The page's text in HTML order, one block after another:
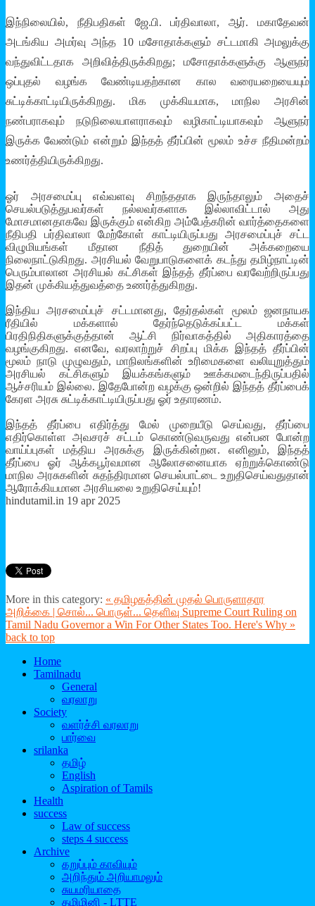
இந்நிலையில், நீதிபதிகள் ஜே.பி. பர்திவாலா, ஆர். மகாதேவன்
அடங்கிய அமர்வு அந்த 10 மசோதாக்களும் சட்டமாகி அமலுக்கு
வந்துவிட்டதாக அறிவித்திருக்கிறது; மசோதாக்களுக்கு ஆளுநர்
ஒப்புதல் வழங்க வேண்டியதற்கான கால வரையறையையும்
சுட்டிக்காட்டியிருக்கிறது. மிக முக்கியமாக, மாநில அரசின்
நண்பராகவும் நடுநிலையாளராகவும் வழிகாட்டியாகவும் ஆளுநர்
இருக்க வேண்டும் என்றும் இந்தத் தீர்ப்பின் மூலம் உச்ச நீதிமன்றம்
உணர்த்தியிருக்கிறது.
ஓர் அரசமைப்பு எவ்வளவு சிறந்ததாக இருந்தாலும் அதைச்
செயல்படுத்துபவர்கள் நல்லவர்களாக இல்லாவிட்டால் அது
மோசமானதாகவே இருக்கும் என்கிற அம்பேத்கரின் வார்த்தைகளை
நீதிபதி பர்திவாலா மேற்கோள் காட்டியிருப்பது அரசமைப்புச் சட்ட
விழுமியங்கள் மீதான நீதித் துறையின் அக்கறையை
நிலைநாட்டுகிறது. அரசியல் வேறுபாடுகளைக் கடந்து தமிழ்நாட்டின்
பெரும்பாலான அரசியல் கட்சிகள் இந்தத் தீர்ப்பை வரவேற்றிருப்பது
இதன் முக்கியத்துவத்தை உணர்த்துகிறது.
இந்திய அரசமைப்புச் சட்டமானது, தேர்தல்கள் மூலம் ஜனநாயக
ரீதியில் மக்களால் தேர்ந்தெடுக்கப்பட்ட மக்கள்
பிரதிநிதிகளுக்குத்தான் ஆட்சி நிர்வாகத்தில் அதிகாரத்தை
வழங்குகிறது. எனவே, வரலாற்றுச் சிறப்பு மிக்க இந்தத் தீர்ப்பின்
மூலம் நாடு முழுவதும், மாநிலங்களின் உரிமைகளை வலியுறுத்தும்
அரசியல் கட்சிகளும் இயக்கங்களும் ஊக்கமடைந்திருப்பதில்
ஆச்சரியம் இல்லை. இதேபோன்ற வழக்கு ஒன்றில் இந்தத் தீர்ப்பைக்
கேரள அரசு சுட்டிக்காட்டியிருப்பது ஓர் உதாரணம்.
இந்தத் தீர்ப்பை எதிர்த்து மேல் முறையீடு செய்வது, தீர்ப்பை
எதிர்கொள்ள அவசரச் சட்டம் கொண்டுவருவது என்பன போன்ற
வாய்ப்புகள் மத்திய அரசுக்கு இருக்கின்றன. எனினும், இந்தத்
தீர்ப்பை ஓர் ஆக்கபூர்வமான ஆலோசனையாக ஏற்றுக்கொண்டு
மாநில அரசுகளின் சுதந்திரமான செயல்பாட்டை உறுதிசெய்வதுதான்
ஆரோக்கியமான அரசியலை உறுதிசெய்யும்!
hindutamil.in 19 apr 2025
More in this category: « தமிழகத்தின் முதல் பொருளாதார
அறிக்கை | சொல்... பொருள்... தெளிவு Supreme Court Ruling on
Tamil Nadu Governor a Win For Other States Too. Here's Why »
back to top
Home
Tamilnadu
General
வரலாறு
Society
வளர்ச்சி வரலாறு
பார்வை
srilanka
தமிழ்
English
Aspiration of Tamils
Health
success
Law of success
steps 4 success
Archive
கறுப்பும் காவியும்
அறிந்தும் அறியாமலும்
சுயமரியாதை
தமிழினி - LTTE